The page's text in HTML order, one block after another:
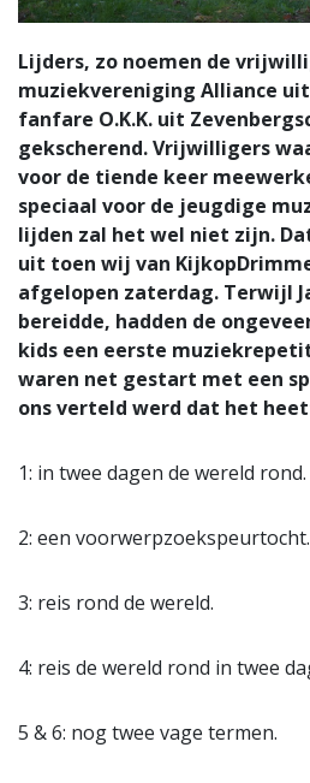
Lijders, zo noemen de
muziekvereniging Alliance
fanfare O.K.K. uit
gekscherend. Vrijwilligers
voor de tiende keer
speciaal voor de jeugdige
lijden zal het wel niet zijn.
uit toen wij van
afgelopen zaterdag. Terwijl
bereidde, hadden de
kids een eerste
waren net gestart met een
ons verteld werd dat het
1: in twee dagen de wereld rond.
2: een voorwerpzoekspeurtocht.
3: reis rond de wereld.
4: reis de wereld rond in twee
5 & 6: nog twee vage termen.